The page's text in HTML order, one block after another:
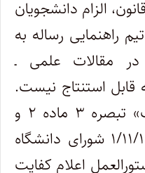
الزام دانشجویان
راهنمایی رساله به
مقالات علمی ـ
استنتاج نیست.
بنا به مراتب فوق، بند «ب» تبصره ۳ ماده ۲ و
ماده ۳ مصوبه مورخ ۱/۱۱/۱۳۹۹ شورای دانشگاه
اعلام کفایت